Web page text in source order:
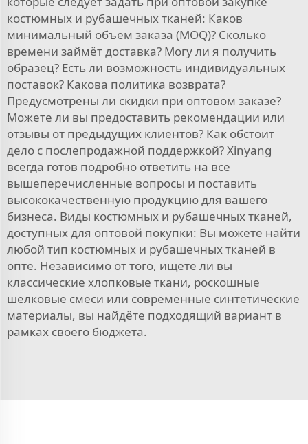
костюмных и рубашечных тканей: Каков
минимальный объем заказа (MOQ)? Сколько
времени займёт доставка? Могу ли я получить
образец? Есть ли возможность индивидуальных
поставок? Какова политика возврата?
Предусмотрены ли скидки при оптовом заказе?
Можете ли вы предоставить рекомендации или
отзывы от предыдущих клиентов? Как обстоит
дело с послепродажной поддержкой? Xinyang
всегда готов подробно ответить на все
вышеперечисленные вопросы и поставить
высококачественную продукцию для вашего
бизнеса. Виды костюмных и рубашечных тканей,
доступных для оптовой покупки: Вы можете найти
любой тип костюмных и рубашечных тканей в
опте. Независимо от того, ищете ли вы
классические хлопковые ткани, роскошные
шелковые смеси или современные синтетические
материалы, вы найдёте подходящий вариант в
рамках своего бюджета.